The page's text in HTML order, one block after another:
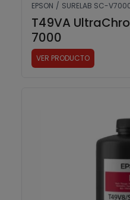
EPSON / SURELAB SC-
T49VA
7000
VER PRODUCTO